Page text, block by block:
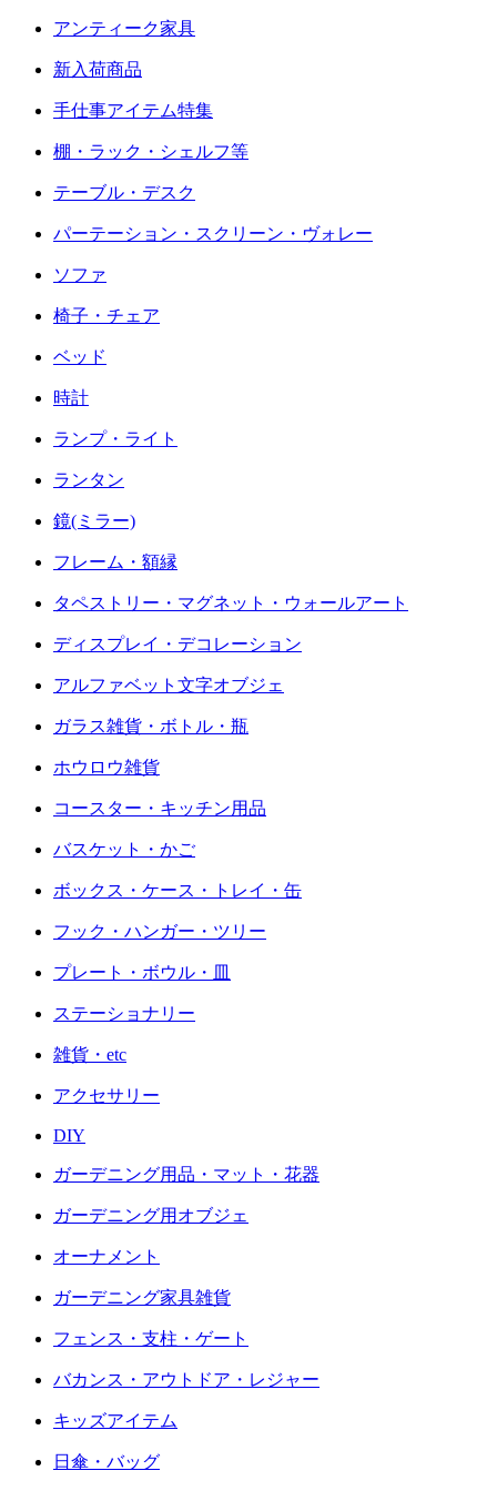
アンティーク家具
新入荷商品
手仕事アイテム特集
棚・ラック・シェルフ等
テーブル・デスク
パーテーション・スクリーン・ヴォレー
ソファ
椅子・チェア
ベッド
時計
ランプ・ライト
ランタン
鏡(ミラー)
フレーム・額縁
タペストリー・マグネット・ウォールアート
ディスプレイ・デコレーション
アルファベット文字オブジェ
ガラス雑貨・ボトル・瓶
ホウロウ雑貨
コースター・キッチン用品
バスケット・かご
ボックス・ケース・トレイ・缶
フック・ハンガー・ツリー
プレート・ボウル・皿
ステーショナリー
雑貨・etc
アクセサリー
DIY
ガーデニング用品・マット・花器
ガーデニング用オブジェ
オーナメント
ガーデニング家具雑貨
フェンス・支柱・ゲート
バカンス・アウトドア・レジャー
キッズアイテム
日傘・バッグ